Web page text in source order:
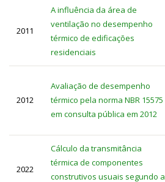
2011
A influência da área de
ventilação no desempenho
térmico de edificações
residenciais
2012
Avaliação de desempenho
térmico pela norma NBR 15575
em consulta pública em 2012
2022
Cálculo da transmitância
térmica de componentes
construtivos usuais segundo a